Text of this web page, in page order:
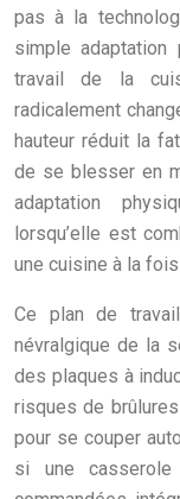
pas à la
simple adaptation
travail de la
radicalement
hauteur réduit la
de se blesser en
adaptation
lorsqu’elle est
une cuisine à la
Ce plan de
névralgique de la
des plaques à
risques de
pour se couper
si une